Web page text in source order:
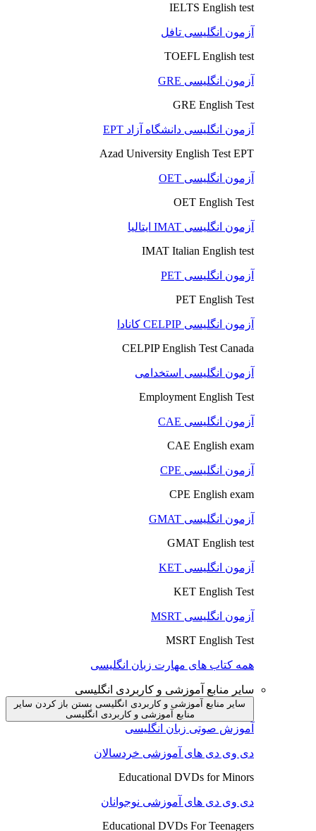
IELTS English test
آزمون انگلیسی تافل
TOEFL English test
آزمون انگلیسی GRE
GRE English Test
آزمون انگلیسی دانشگاه آزاد EPT
Azad University English Test EPT
آزمون انگلیسی OET
OET English Test
آزمون انگلیسی IMAT ایتالیا
IMAT Italian English test
آزمون انگلیسی PET
PET English Test
آزمون انگلیسی CELPIP کانادا
CELPIP English Test Canada
آزمون انگلیسی استخدامی
Employment English Test
آزمون انگلیسی CAE
CAE English exam
آزمون انگلیسی CPE
CPE English exam
آزمون انگلیسی GMAT
GMAT English test
آزمون انگلیسی KET
KET English Test
آزمون انگلیسی MSRT
MSRT English Test
همه کتاب های مهارت زبان انگلیسی
سایر منابع آموزشی و کاربردی انگلیسی
سایر منابع آموزشی و کاربردی انگلیسی بستن باز کردن سایر
منابع آموزشی و کاربردی انگلیسی
آموزش صوتی زبان انگلیسی
دی وی دی های آموزشی خردسالان
Educational DVDs for Minors
دی وی دی های آموزشی نوجوانان
Educational DVDs For Teenagers